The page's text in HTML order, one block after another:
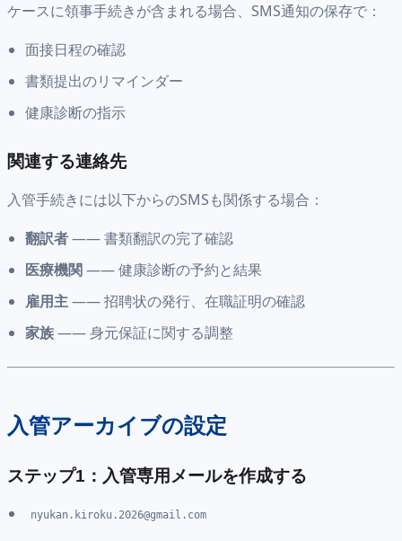
ケースに領事手続きが含まれる場合、SMS通知の保存で：
面接日程の確認
書類提出のリマインダー
健康診断の指示
関連する連絡先
入管手続きには以下からのSMSも関係する場合：
翻訳者—— 書類翻訳の完了確認
医療機関—— 健康診断の予約と結果
雇用主—— 招聘状の発行、在職証明の確認
家族—— 身元保証に関する調整
入管アーカイブの設定
ステップ1：入管専用メールを作成する
nyukan.kiroku.2026@gmail.com